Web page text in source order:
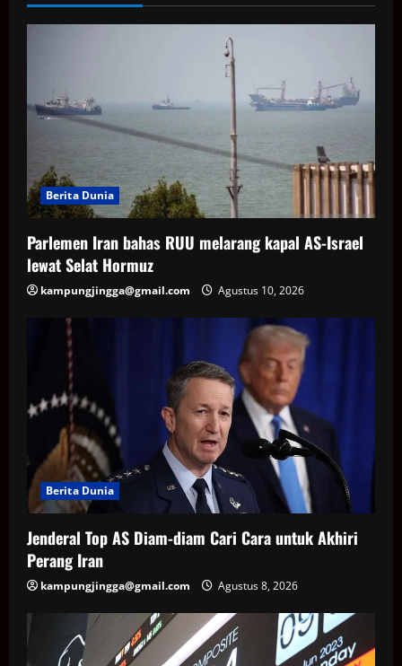
Berita Dunia
Parlemen Iran bahas RUU melarang kapal AS-Israel
lewat Selat Hormuz
kampungjingga@gmail.com Agustus 10, 2026
Berita Dunia
Jenderal Top AS Diam-diam Cari Cara untuk Akhiri
Perang Iran
kampungjingga@gmail.com Agustus 8, 2026